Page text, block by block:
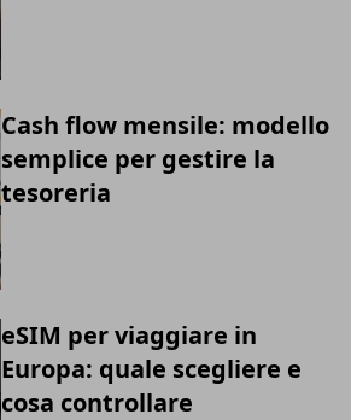
Cash flow mensile: modello
semplice per gestire la
tesoreria
eSIM per viaggiare in
Europa: quale scegliere e
cosa controllare